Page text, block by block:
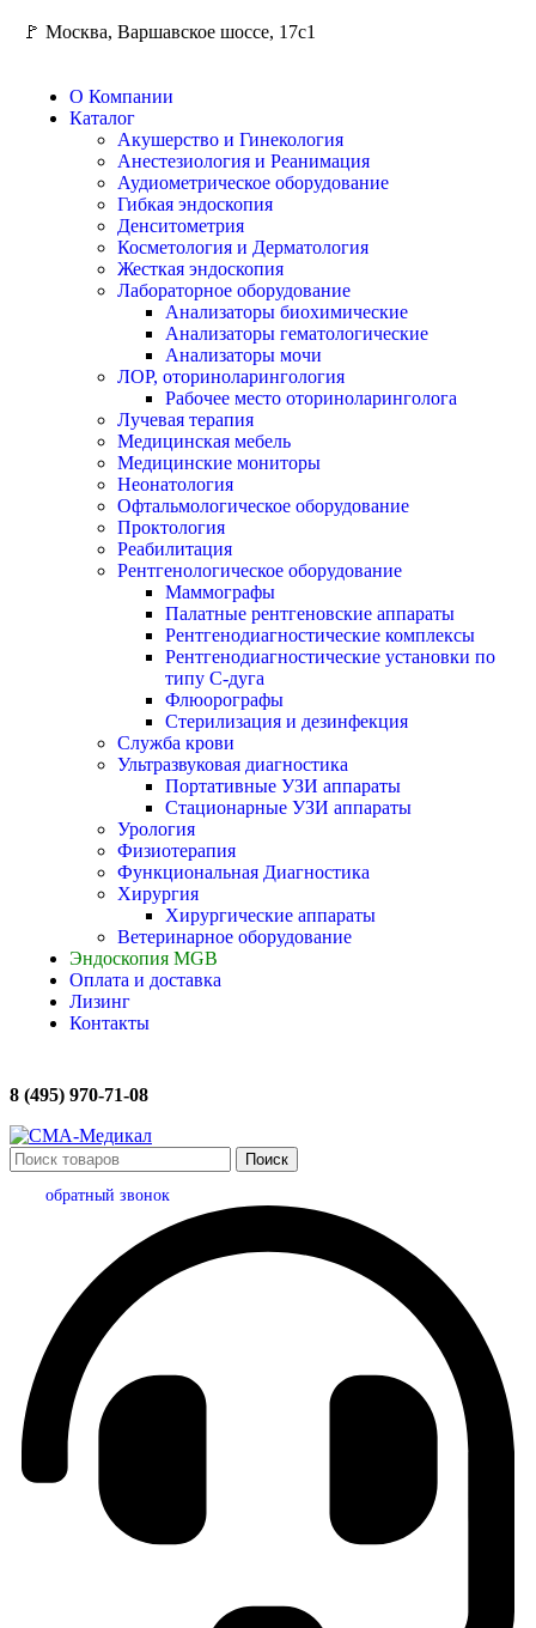
🚩 Москва, Варшавское шоссе, 17с1
О Компании
Каталог
Акушерство и Гинекология
Анестезиология и Реанимация
Аудиометрическое оборудование
Гибкая эндоскопия
Денситометрия
Косметология и Дерматология
Жесткая эндоскопия
Лабораторное оборудование
Анализаторы биохимические
Анализаторы гематологические
Анализаторы мочи
ЛОР, оториноларингология
Рабочее место оториноларинголога
Лучевая терапия
Медицинская мебель
Медицинские мониторы
Неонатология
Офтальмологическое оборудование
Проктология
Реабилитация
Рентгенологическое оборудование
Маммографы
Палатные рентгеновские аппараты
Рентгенодиагностические комплексы
Рентгенодиагностические установки по
типу С-дуга
Флюорографы
Стерилизация и дезинфекция
Служба крови
Ультразвуковая диагностика
Портативные УЗИ аппараты
Стационарные УЗИ аппараты
Урология
Физиотерапия
Функциональная Диагностика
Хирургия
Хирургические аппараты
Ветеринарное оборудование
Эндоскопия MGB
Оплата и доставка
Лизинг
Контакты
8 (495) 970-71-08
Поиск
обратный звонок